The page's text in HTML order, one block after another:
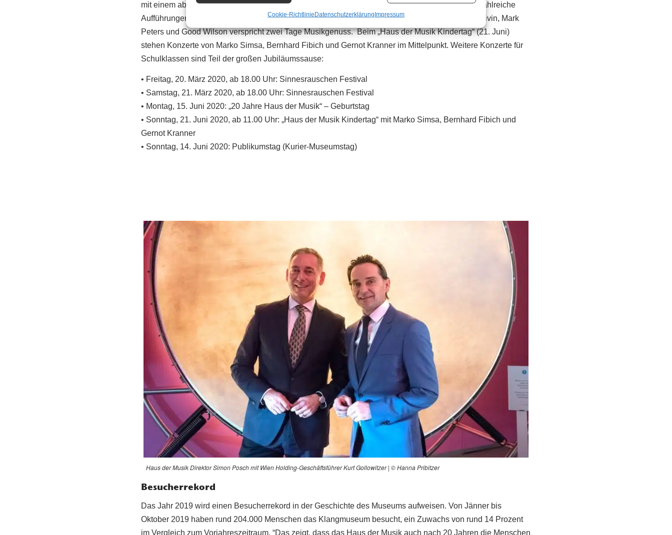
Cookie-RichtlinieDatenschutzerklärungImpressum
mit einem abwechslungsreichen Programm. Am 20. und 21. März 2020 finden bei freiem Eintritt zahlreiche
Aufführungen statt. Das Line-Up bestehend aus Garish, Viech, Rebecca Lou, The Family Crest, Vivin, Mark
Peters und Good Wilson verspricht zwei Tage Musikgenuss. Beim „Haus der Musik Kindertag“ (21. Juni)
stehen Konzerte von Marko Simsa, Bernhard Fibich und Gernot Kranner im Mittelpunkt. Weitere Konzerte für
Schulklassen sind Teil der großen Jubiläumssause:
• Freitag, 20. März 2020, ab 18.00 Uhr: Sinnesrauschen Festival
• Samstag, 21. März 2020, ab 18.00 Uhr: Sinnesrauschen Festival
• Montag, 15. Juni 2020: „20 Jahre Haus der Musik“ – Geburtstag
• Sonntag, 21. Juni 2020, ab 11.00 Uhr: „Haus der Musik Kindertag“ mit Marko Simsa, Bernhard Fibich und
Gernot Kranner
• Sonntag, 14. Juni 2020: Publikumstag (Kurier-Museumstag)
Haus der Musik Direktor Simon Posch mit Wien Holding-Geschäftsführer Kurt Gollowitzer | © Hanna Pribitzer
Besucherrekord
Das Jahr 2019 wird einen Besucherrekord in der Geschichte des Museums aufweisen. Von Jänner bis
Oktober 2019 haben rund 204.000 Menschen das Klangmuseum besucht, ein Zuwachs von rund 14 Prozent
im Vergleich zum Vorjahreszeitraum. “Das zeigt, dass das Haus der Musik auch nach 20 Jahren die Menschen